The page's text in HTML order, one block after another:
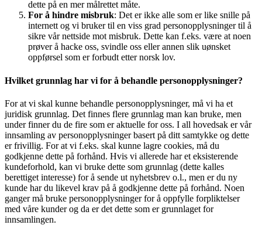
dette på en mer målrettet måte.
For å hindre misbruk: Det er ikke alle som er like snille på
internett og vi bruker til en viss grad personopplysninger til å
sikre vår nettside mot misbruk. Dette kan f.eks. være at noen
prøver å hacke oss, svindle oss eller annen slik uønsket
oppførsel som er forbudt etter norsk lov.
Hvilket grunnlag har vi for å behandle personopplysninger?
For at vi skal kunne behandle personopplysninger, må vi ha et
juridisk grunnlag. Det finnes flere grunnlag man kan bruke, men
under finner du de fire som er aktuelle for oss. I all hovedsak er vår
innsamling av personopplysninger basert på ditt samtykke og dette
er frivillig. For at vi f.eks. skal kunne lagre cookies, må du
godkjenne dette på forhånd. Hvis vi allerede har et eksisterende
kundeforhold, kan vi bruke dette som grunnlag (dette kalles
berettiget interesse) for å sende ut nyhetsbrev o.l., men er du ny
kunde har du likevel krav på å godkjenne dette på forhånd. Noen
ganger må bruke personopplysninger for å oppfylle forpliktelser
med våre kunder og da er det dette som er grunnlaget for
innsamlingen.